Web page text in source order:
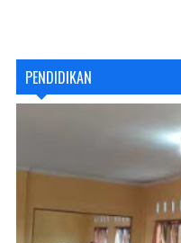
PENDIDIKAN